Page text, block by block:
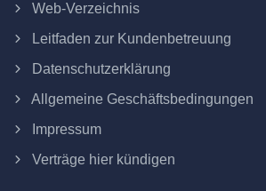
Web-Verzeichnis
Leitfaden zur Kundenbetreuung
Datenschutzerklärung
Allgemeine Geschäftsbedingungen
Impressum
Verträge hier kündigen